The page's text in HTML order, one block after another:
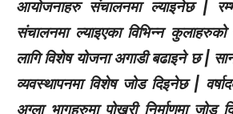
आयोजनाहरु संचालनमा ल्याइनेछ |
संचालनमा ल्याइएका विभिन्न कुलाहरुको
लागि विशेष योजना अगाडी बढाइने छ |
व्यवस्थापनमा विशेष जोड दिइनेछ |
अग्ला भागहरुमा पोखरी निर्माणमा जोड